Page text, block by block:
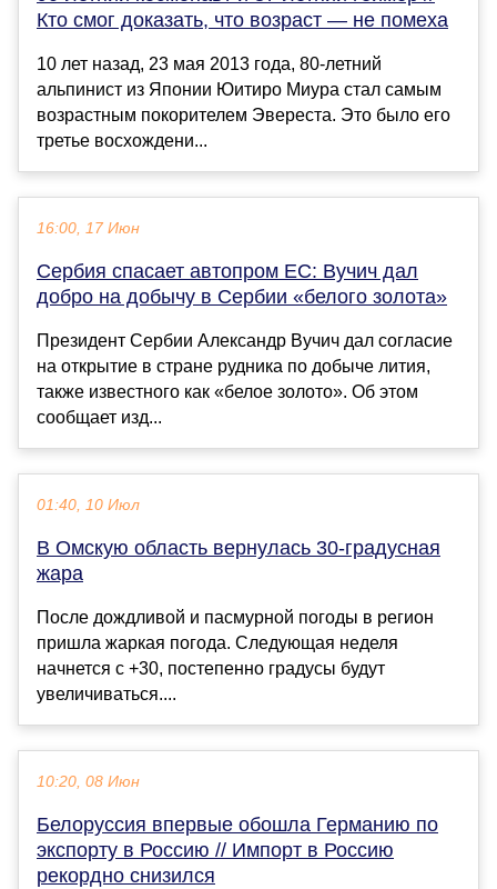
Кто смог доказать, что возраст — не помеха
10 лет назад, 23 мая 2013 года, 80-летний
альпинист из Японии Юитиро Миура стал самым
возрастным покорителем Эвереста. Это было его
третье восхождени...
16:00, 17 Июн
Сербия спасает автопром ЕС: Вучич дал
добро на добычу в Сербии «белого золота»
Президент Сербии Александр Вучич дал согласие
на открытие в стране рудника по добыче лития,
также известного как «белое золото». Об этом
сообщает изд...
01:40, 10 Июл
В Омскую область вернулась 30-градусная
жара
После дождливой и пасмурной погоды в регион
пришла жаркая погода. Следующая неделя
начнется с +30, постепенно градусы будут
увеличиваться....
10:20, 08 Июн
Белоруссия впервые обошла Германию по
экспорту в Россию // Импорт в Россию
рекордно снизился